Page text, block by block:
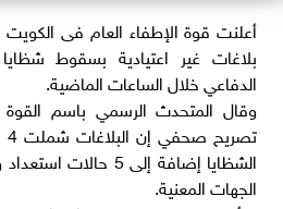
بلاغات غير اعتيادية بسقوط
الدفاعي خلال الساعات الماضية.
وقال المتحدث الرسمي باسم
الشظايا إضافة إلى 5
الجهات المعنية.